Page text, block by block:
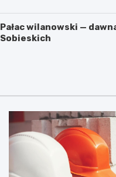
Pałac wilanowski —
Sobieskich